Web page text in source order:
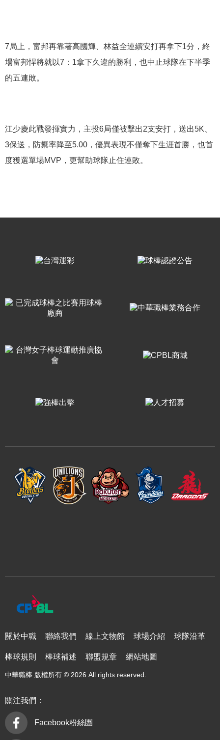
7局上，富邦再靠著高國輝、林益全連續安打再拿下1分，終
場富邦悍將就以7：1拿下久違的勝利，也中止球隊在下半季
的五連敗。
江少慶此戰發揮實力，主投6局僅被擊出2支安打，送出5K、
3保送，防禦率降至5.00，優異表現不僅奪下生涯首勝，也首
度獲選單場MVP，更幫助球隊止住連敗。
關於中職 聯絡我們 線上文物館 球場介紹 球隊沿革
棒球規則 棒球補述 聯盟規章 網站地圖
中華職棒 版權所有 © 2026 All rights reserved.
關注我們：
Facebook粉絲團